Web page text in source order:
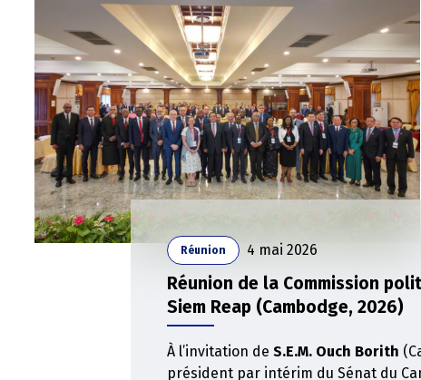
Réunion 4 mai 2026
Réunion de la Commission
Siem Reap (Cambodge, 2026)
À l’invitation deS.E.M. Ouch Borith
président par intérim du Sénat du